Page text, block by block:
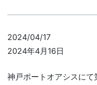
2024/04/17
2024年4月16日
神戸ポートオアシスに